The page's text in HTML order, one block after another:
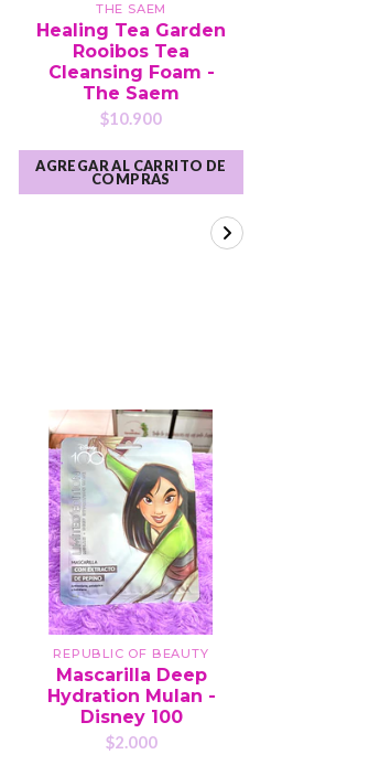
THE SAEM
Healing Tea Garden
Rooibos Tea
Cleansing Foam -
The Saem
$10.900
AGREGAR AL CARRITO DE
COMPRAS
REPUBLIC OF BEAUTY
Mascarilla Deep
Hydration Mulan -
Disney 100
$2.000